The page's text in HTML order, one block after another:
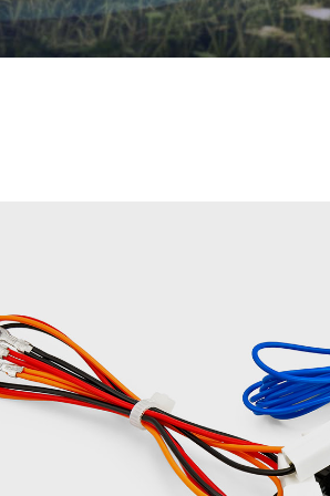
Whatsapp
İletişim Hattı